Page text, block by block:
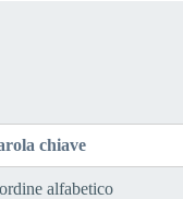
alfabetico